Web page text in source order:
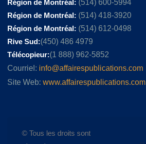
Région de Montréal: (514) 600-5994
Région de Montréal: (514) 418-3920
Région de Montréal: (514) 612-0498
Rive Sud:(450) 486 4979
Télécopieur:(1 888) 962-5852
Courriel: info@affairespublications.com
Site Web: www.affairespublications.com
© Tous les droits sont